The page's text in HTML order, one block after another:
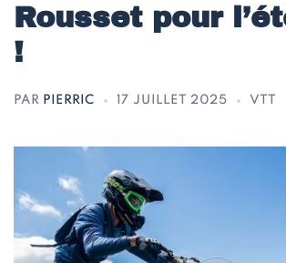
Rousset pour
!
PAR PIERRIC 17 JUILLET 2025 VTT